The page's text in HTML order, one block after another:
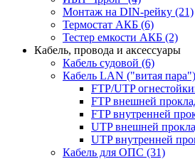
Монтаж на DIN-рейку (21)
Термостат АКБ (6)
Тестер емкости АКБ (2)
Кабель, провода и аксессуары
Кабель судовой (6)
Кабель LAN ("витая пара")
FTP/UTP
FTP внешней
FTP внутренней
UTP внешней
UTP внутренней
Кабель для ОПС (31)